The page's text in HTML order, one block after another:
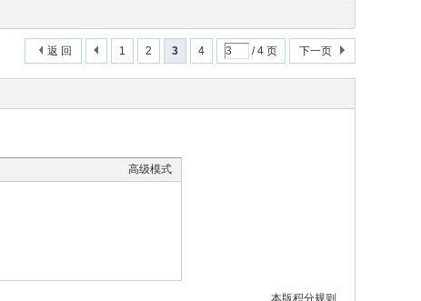
1 2 3 4 / 4 页 下一页
返 回
高级模式
本版积分规则